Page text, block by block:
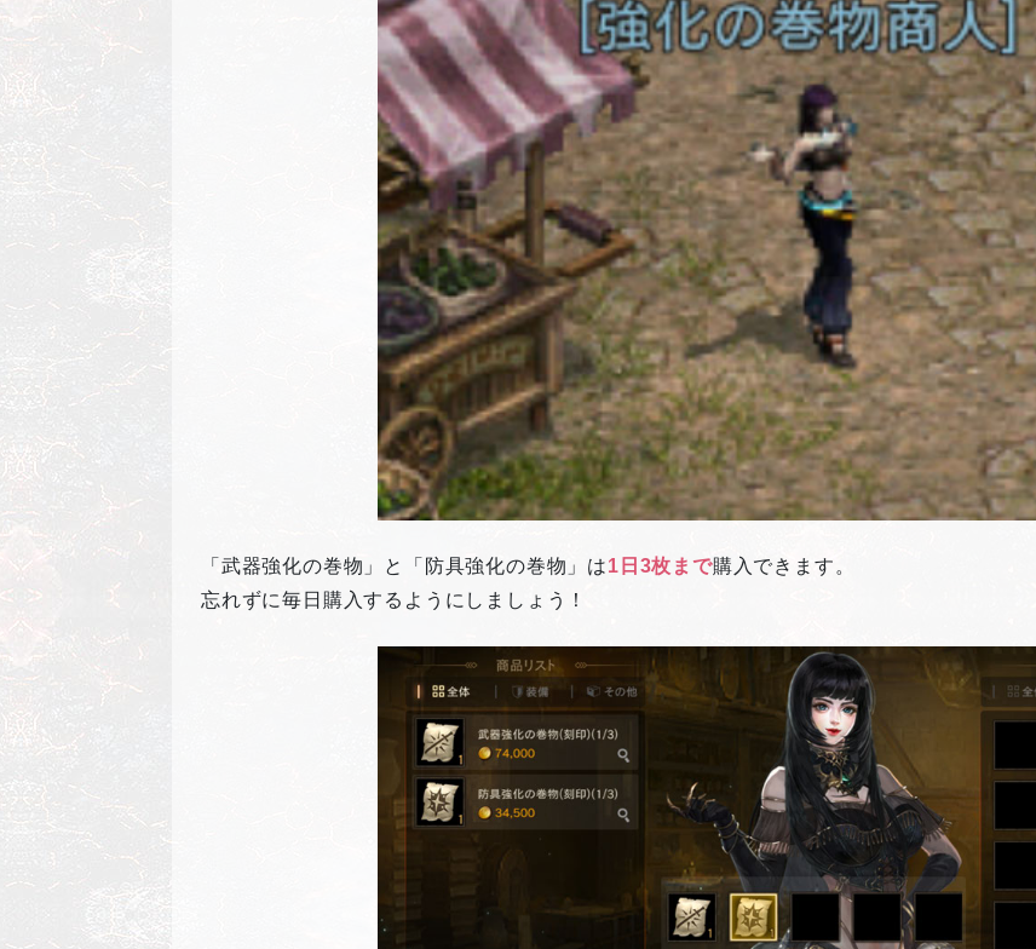
「武器強化の巻物」と「防具強化の巻物」は1日3枚まで購入できます。
忘れずに毎日購入するようにしましょう！